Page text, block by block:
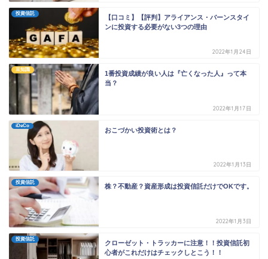
投資信託
【口コミ】【評判】アライアンス・バーンスタイ
ンに投資する必要がない3つの理由
2022年1月24日
豆知識
1番投資成績が良い人は『亡くなった人』って本
当？
2022年1月17日
iDeCo
おこづかい投資術とは？
2022年1月13日
投資信託
株？不動産？資産形成は投資信託だけでOKです。
2022年1月3日
投資信託
クローゼット・トラッカーに注意！！投資信託初
心者がこれだけはチェックしとこう！！